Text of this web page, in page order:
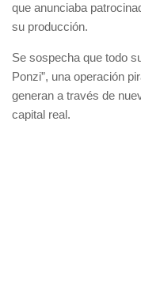
que anunciaba
su producción.
Se sospecha que todo
Ponzi”, una operación
generan a través de
capital real.